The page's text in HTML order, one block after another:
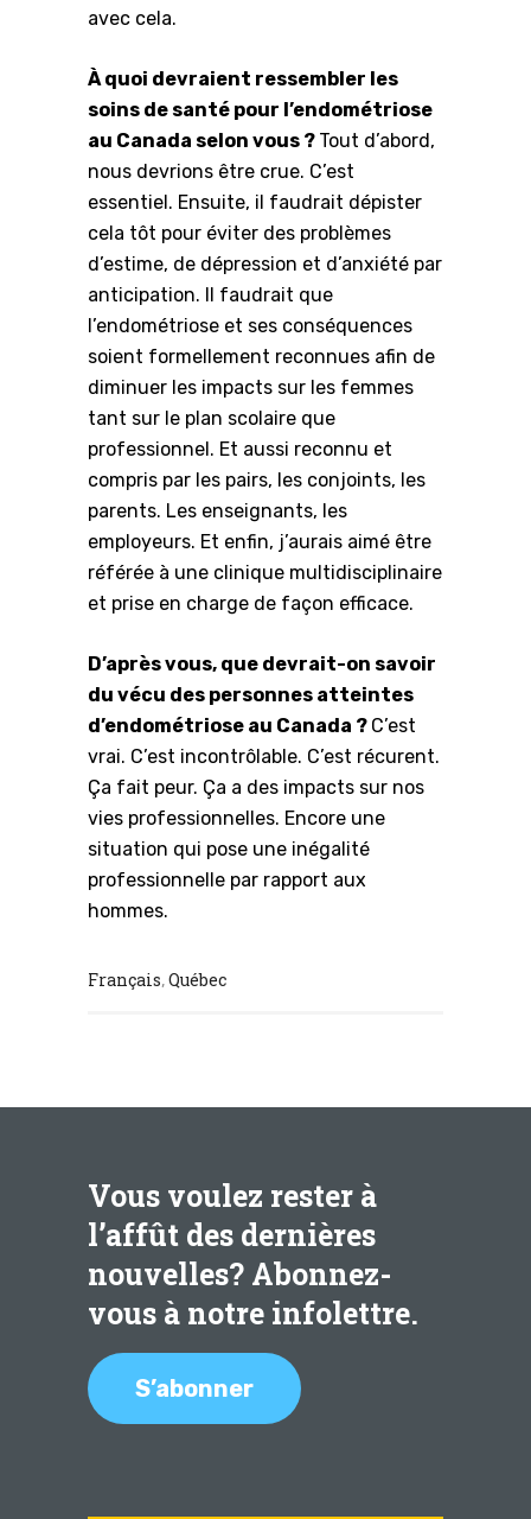
avec cela.
À quoi devraient ressembler les
soins de santé pour l’endométriose
au Canada selon vous ? Tout d’abord,
nous devrions être crue. C’est
essentiel. Ensuite, il faudrait dépister
cela tôt pour éviter des problèmes
d’estime, de dépression et d’anxiété par
anticipation. Il faudrait que
l’endométriose et ses conséquences
soient formellement reconnues afin de
diminuer les impacts sur les femmes
tant sur le plan scolaire que
professionnel. Et aussi reconnu et
compris par les pairs, les conjoints, les
parents. Les enseignants, les
employeurs. Et enfin, j’aurais aimé être
référée à une clinique multidisciplinaire
et prise en charge de façon efficace.
D’après vous, que devrait-on savoir
du vécu des personnes atteintes
d’endométriose au Canada ? C’est
vrai. C’est incontrôlable. C’est récurent.
Ça fait peur. Ça a des impacts sur nos
vies professionnelles. Encore une
situation qui pose une inégalité
professionnelle par rapport aux
hommes.
Français,Québec
Vous voulez rester à
l’affût des dernières
nouvelles? Abonnez-
vous à notre infolettre.
S’abonner